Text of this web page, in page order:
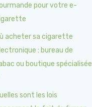
pour votre e-
acheter sa cigarette
: bureau de
ou boutique spécialisée
sont les lois